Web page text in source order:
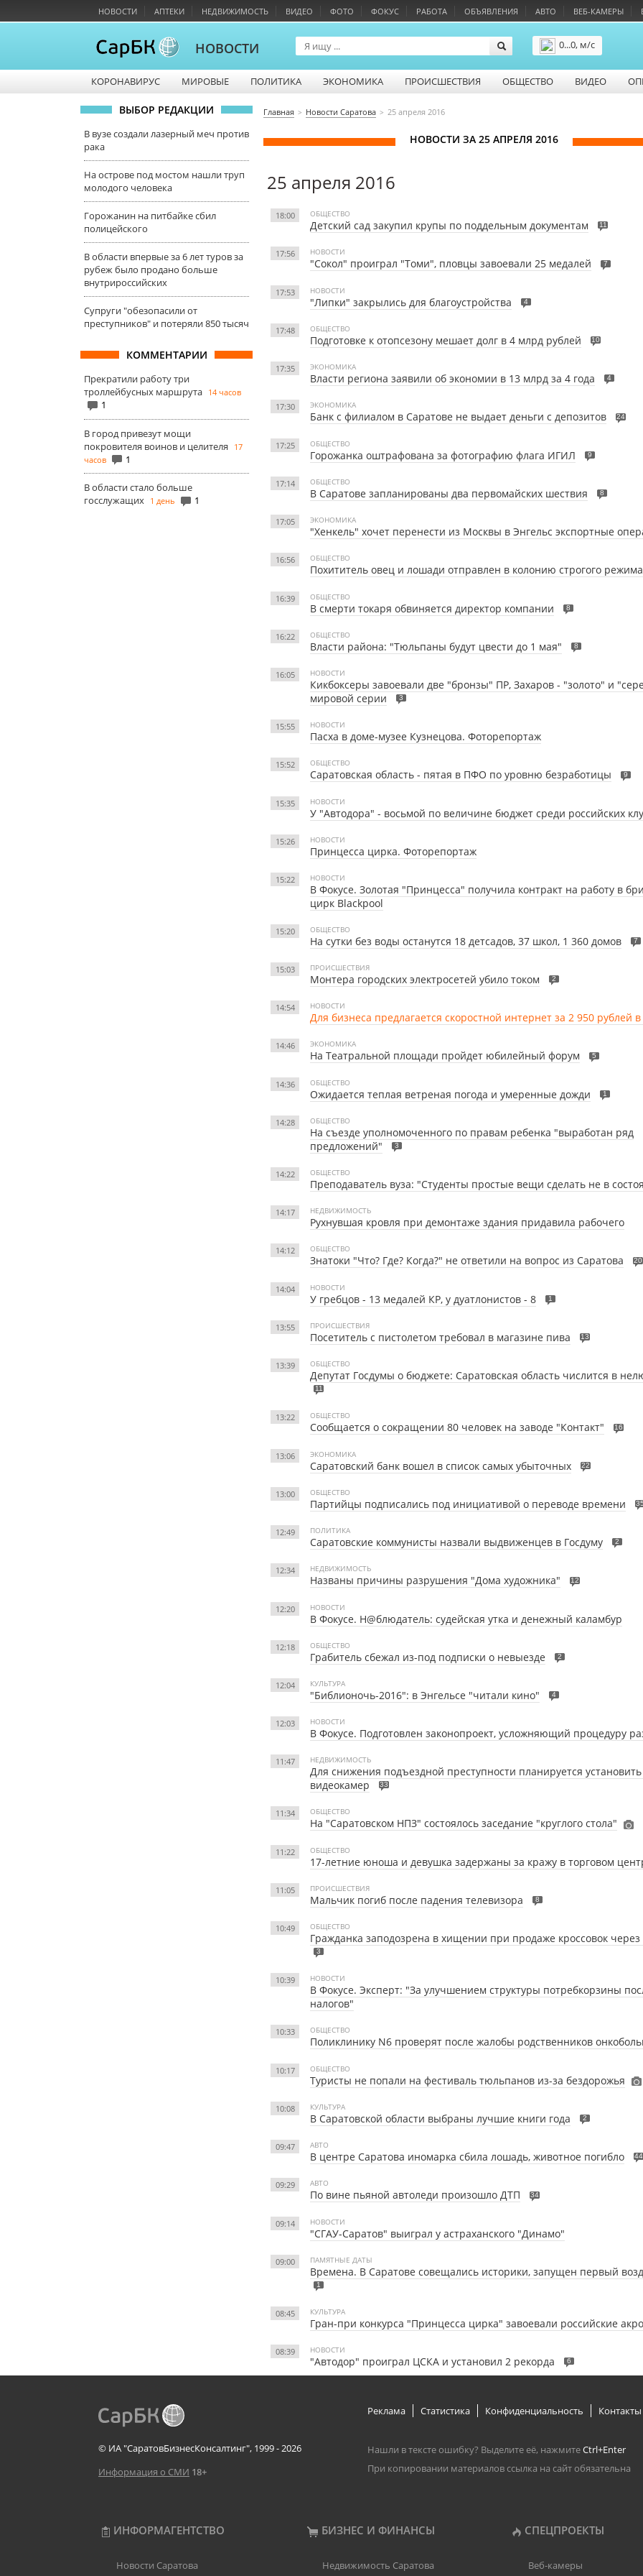
НОВОСТИ АПТЕКИ НЕДВИЖИМОСТЬ ВИДЕО ФОТО ФОКУС РАБОТА ОБЪЯВЛЕНИЯ АВТО ВЕБ-КАМЕРЫ
НОВОСТИ
0...0, м/с
КОРОНАВИРУС МИРОВЫЕ ПОЛИТИКА ЭКОНОМИКА ПРОИСШЕСТВИЯ ОБЩЕСТВО ВИДЕО
ВЫБОР РЕДАКЦИИ
В вузе создали лазерный меч против
рака
На острове под мостом нашли труп
молодого человека
Горожанин на питбайке сбил
полицейского
В области впервые за 6 лет туров за
рубеж было продано больше
внутрироссийских
Супруги "обезопасили от
преступников" и потеряли 850 тысяч
КОММЕНТАРИИ
Прекратили работу три
троллейбусных маршрута 14 часов
1
В город привезут мощи
покровителя воинов и целителя
17
часов
1
В области стало больше
госслужащих 1 день 1
Главная Новости Саратова 25 апреля 2016
НОВОСТИ ЗА 25 АПРЕЛЯ 2016
25 апреля 2016
18:00 ОБЩЕСТВО
Детский сад закупил крупы по поддельным документам 11
17:56 НОВОСТИ
"Сокол" проиграл "Томи", пловцы завоевали 25 медалей 7
17:53 НОВОСТИ
"Липки" закрылись для благоустройства 4
17:48 ОБЩЕСТВО
Подготовке к отопсезону мешает долг в 4 млрд рублей 10
17:35 ЭКОНОМИКА
Власти региона заявили об экономии в 13 млрд за 4 года 4
17:30 ЭКОНОМИКА
Банк с филиалом в Саратове не выдает деньги с депозитов 24
17:25 ОБЩЕСТВО
Горожанка оштрафована за фотографию флага ИГИЛ 9
17:14 ОБЩЕСТВО
В Саратове запланированы два первомайских шествия 8
17:05 ЭКОНОМИКА
"Хенкель" хочет перенести из Москвы в Энгельс экспортные
16:56 ОБЩЕСТВО
Похититель овец и лошади отправлен в колонию строгого режима
16:39 ОБЩЕСТВО
В смерти токаря обвиняется директор компании 8
16:22 ОБЩЕСТВО
Власти района: "Тюльпаны будут цвести до 1 мая" 8
16:05 НОВОСТИ
Кикбоксеры завоевали две "бронзы" ПР, Захаров - "золото" и
мировой серии
3
15:55 НОВОСТИ
Пасха в доме-музее Кузнецова. Фоторепортаж
15:52 ОБЩЕСТВО
Саратовская область - пятая в ПФО по уровню безработицы 9
15:35 НОВОСТИ
У "Автодора" - восьмой по величине бюджет среди российских
15:26 НОВОСТИ
Принцесса цирка. Фоторепортаж
15:22 НОВОСТИ
В Фокусе. Золотая "Принцесса" получила контракт на работу в
цирк Blackpool
15:20 ОБЩЕСТВО
На сутки без воды останутся 18 детсадов, 37 школ, 1 360 домов 7
15:03 ПРОИСШЕСТВИЯ
Монтера городских электросетей убило током 2
14:54 НОВОСТИ
Для бизнеса предлагается скоростной интернет за 2 950 рублей
14:46 ЭКОНОМИКА
На Театральной площади пройдет юбилейный форум 5
14:36 ОБЩЕСТВО
Ожидается теплая ветреная погода и умеренные дожди 1
14:28 ОБЩЕСТВО
На съезде уполномоченного по правам ребенка "выработан ряд
предложений"
3
14:22 ОБЩЕСТВО
Преподаватель вуза: "Студенты простые вещи сделать не в
14:17 НЕДВИЖИМОСТЬ
Рухнувшая кровля при демонтаже здания придавила рабочего
14:12 ОБЩЕСТВО
Знатоки "Что? Где? Когда?" не ответили на вопрос из Саратова 20
14:04 НОВОСТИ
У гребцов - 13 медалей КР, у дуатлонистов - 8 1
13:55 ПРОИСШЕСТВИЯ
Посетитель с пистолетом требовал в магазине пива 13
13:39 ОБЩЕСТВО
Депутат Госдумы о бюджете: Саратовская область числится в
11
13:22 ОБЩЕСТВО
Сообщается о сокращении 80 человек на заводе "Контакт" 16
13:06 ЭКОНОМИКА
Саратовский банк вошел в список самых убыточных 22
13:00 ОБЩЕСТВО
Партийцы подписались под инициативой о переводе времени 35
12:49 ПОЛИТИКА
Саратовские коммунисты назвали выдвиженцев в Госдуму 2
12:34 НЕДВИЖИМОСТЬ
Названы причины разрушения "Дома художника" 12
12:20 НОВОСТИ
В Фокусе. Н@блюдатель: судейская утка и денежный каламбур
12:18 ОБЩЕСТВО
Грабитель сбежал из-под подписки о невыезде 2
12:04 КУЛЬТУРА
"Библионочь-2016": в Энгельсе "читали кино" 4
12:03 НОВОСТИ
В Фокусе. Подготовлен законопроект, усложняющий процедуру
11:47 НЕДВИЖИМОСТЬ
Для снижения подъездной преступности планируется
видеокамер
33
11:34 ОБЩЕСТВО
На "Саратовском НПЗ" состоялось заседание "круглого стола"
11:22 ОБЩЕСТВО
17-летние юноша и девушка задержаны за кражу в торговом
11:05 ПРОИСШЕСТВИЯ
Мальчик погиб после падения телевизора 8
10:49 ОБЩЕСТВО
Гражданка заподозрена в хищении при продаже кроссовок через
3
10:39 НОВОСТИ
В Фокусе. Эксперт: "За улучшением структуры потребкорзины
налогов"
10:33 ОБЩЕСТВО
Поликлинику N6 проверят после жалобы родственников
10:17 ОБЩЕСТВО
Туристы не попали на фестиваль тюльпанов из-за бездорожья
10:08 КУЛЬТУРА
В Саратовской области выбраны лучшие книги года 2
09:47 АВТО
В центре Саратова иномарка сбила лошадь, животное погибло 44
09:29 АВТО
По вине пьяной автоледи произошло ДТП 34
09:14 НОВОСТИ
"СГАУ-Саратов" выиграл у астраханского "Динамо"
09:00 ПАМЯТНЫЕ ДАТЫ
Времена. В Саратове совещались историки, запущен первый
1
08:45 КУЛЬТУРА
Гран-при конкурса "Принцесса цирка" завоевали российские
08:39 НОВОСТИ
"Автодор" проиграл ЦСКА и установил 2 рекорда 6
© ИА "СаратовБизнесКонсалтинг", 1999 - 2026
Информация о СМИ 18+
Реклама Статистика Конфиденциальность Контакты
Нашли в тексте ошибку? Выделите её, нажмитеCtrl+Enter
При копировании материалов ссылка на сайт обязательна
ИНФОРМАГЕНТСТВО БИЗНЕС И ФИНАНСЫ СПЕЦПРОЕКТЫ
Новости Саратова Недвижимость Саратова Веб-камеры